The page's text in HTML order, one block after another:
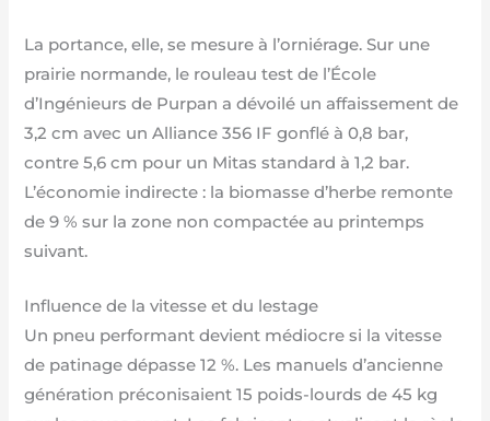
La portance, elle, se mesure à l’orniérage. Sur une
prairie normande, le rouleau test de l’École
d’Ingénieurs de Purpan a dévoilé un affaissement de
3,2 cm avec un Alliance 356 IF gonflé à 0,8 bar,
contre 5,6 cm pour un Mitas standard à 1,2 bar.
L’économie indirecte : la biomasse d’herbe remonte
de 9 % sur la zone non compactée au printemps
suivant.
Influence de la vitesse et du lestage
Un pneu performant devient médiocre si la vitesse
de patinage dépasse 12 %. Les manuels d’ancienne
génération préconisaient 15 poids-lourds de 45 kg